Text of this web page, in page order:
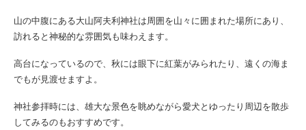
山の中腹にある大山阿夫利神社は周囲を山々に囲まれた場所にあり、
訪れると神秘的な雰囲気も味わえます。
高台になっているので、秋には眼下に紅葉がみられたり、遠くの海ま
でもが見渡せますよ。
神社参拝時には、雄大な景色を眺めながら愛犬とゆったり周辺を散歩
してみるのもおすすめです。